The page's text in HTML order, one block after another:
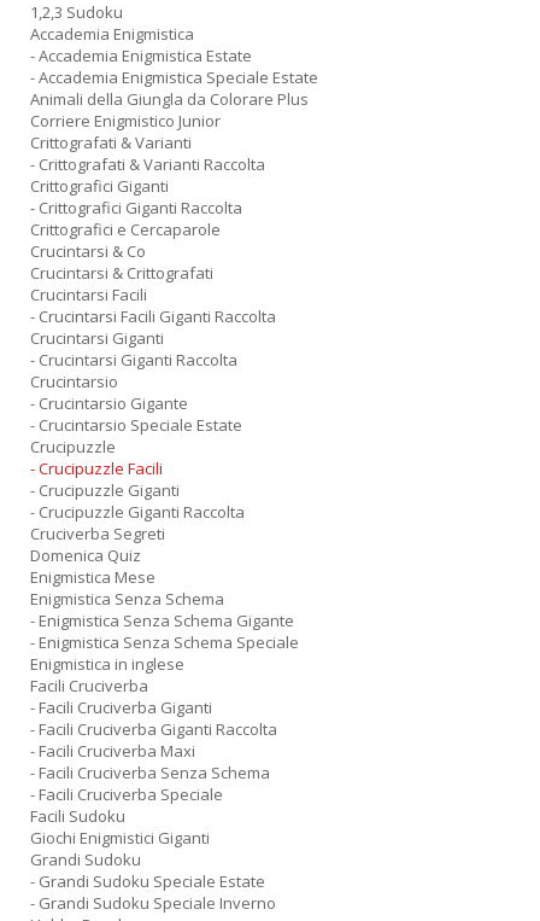
1,2,3 Sudoku
Accademia Enigmistica
- Accademia Enigmistica Estate
- Accademia Enigmistica Speciale Estate
Animali della Giungla da Colorare Plus
Corriere Enigmistico Junior
Crittografati & Varianti
- Crittografati & Varianti Raccolta
Crittografici Giganti
- Crittografici Giganti Raccolta
Crittografici e Cercaparole
Crucintarsi & Co
Crucintarsi & Crittografati
Crucintarsi Facili
- Crucintarsi Facili Giganti Raccolta
Crucintarsi Giganti
- Crucintarsi Giganti Raccolta
Crucintarsio
- Crucintarsio Gigante
- Crucintarsio Speciale Estate
Crucipuzzle
- Crucipuzzle Facili
- Crucipuzzle Giganti
- Crucipuzzle Giganti Raccolta
Cruciverba Segreti
Domenica Quiz
Enigmistica Mese
Enigmistica Senza Schema
- Enigmistica Senza Schema Gigante
- Enigmistica Senza Schema Speciale
Enigmistica in inglese
Facili Cruciverba
- Facili Cruciverba Giganti
- Facili Cruciverba Giganti Raccolta
- Facili Cruciverba Maxi
- Facili Cruciverba Senza Schema
- Facili Cruciverba Speciale
Facili Sudoku
Giochi Enigmistici Giganti
Grandi Sudoku
- Grandi Sudoku Speciale Estate
- Grandi Sudoku Speciale Inverno